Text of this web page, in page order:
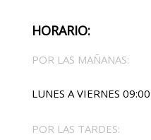
HORARIO:
POR LAS MAÑANAS:
LUNES A VIERNES
POR LAS TARDES: